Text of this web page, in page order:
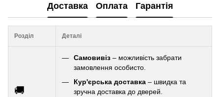
Доставка Оплата Гарантія
Розділ Деталі
🚚
Самовивіз – можливість забрати
замовлення особисто.
Кур'єрська доставка – швидка та
зручна доставка до дверей.